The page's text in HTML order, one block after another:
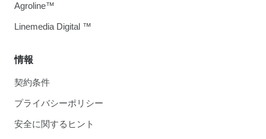
情報
契約条件
プライバシーポリシー
安全に関するヒント
Agroline™
Linemedia Digital ™